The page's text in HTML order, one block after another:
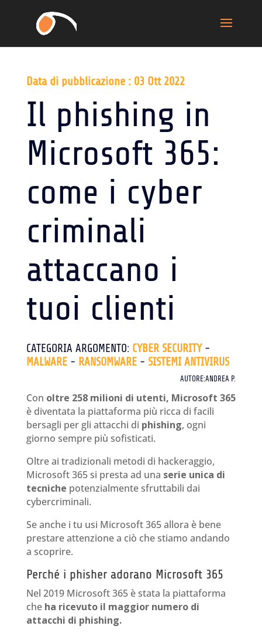
Data di pubblicazione : 03 Ott 2022
Il phishing in
Microsoft 365:
come i cyber
criminali
attaccano i
tuoi clienti
CATEGORIA ARGOMENTO: CYBER SECURITY-
MALWARE- RANSOMWARE- SISTEMI ANTIVIRUS
AUTORE:ANDREA P.
Con oltre 258 milioni di utenti, Microsoft 365
è diventata la piattaforma più ricca di facili
bersagli per gli attacchi di phishing, ogni
giorno sempre più sofisticati.
Oltre ai tradizionali metodi di hackeraggio,
Microsoft 365 si presta ad una serie unica di
tecniche potenzialmente sfruttabili dai
cybercriminali.
Se anche i tu usi Microsoft 365 allora è bene
prestare attenzione a ciò che stiamo andando
a scoprire.
Perché i phisher adorano Microsoft 365
Nel 2019 Microsoft 365 è stata la piattaforma
che ha ricevuto il maggior numero di
attacchi di phishing.